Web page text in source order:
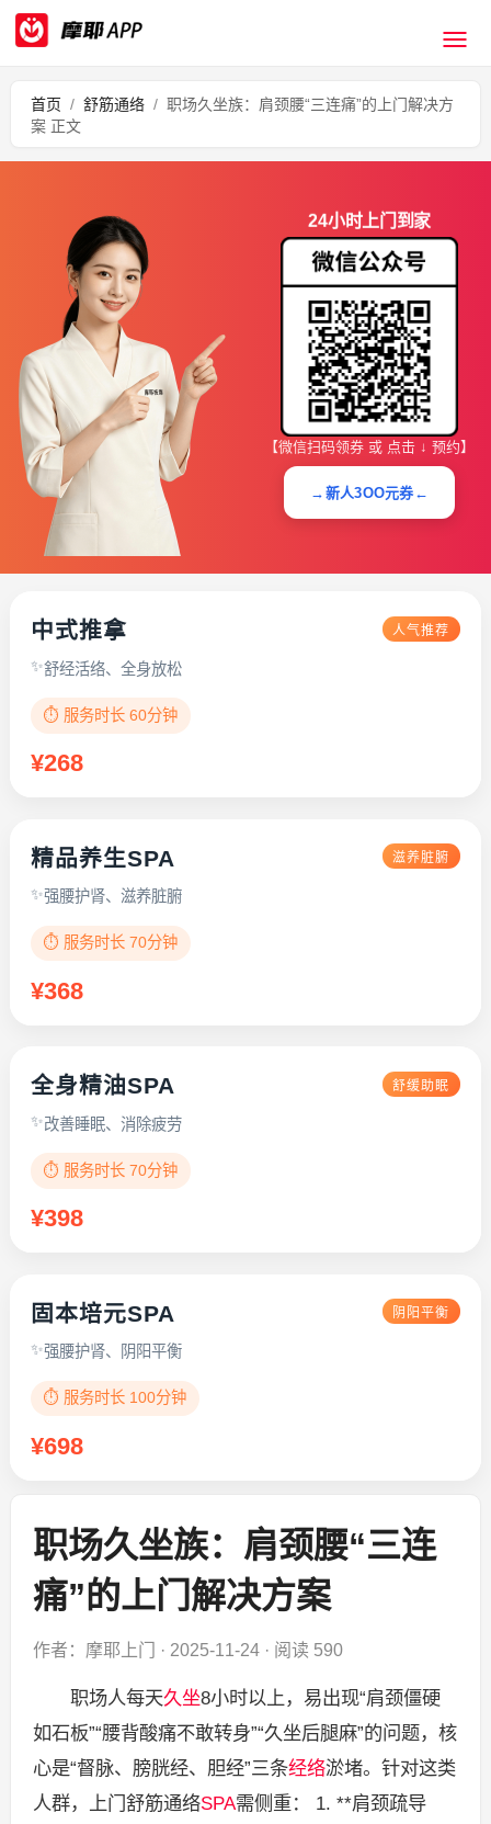
首页 / 舒筋通络 / 职场久坐族：肩颈腰“三连痛”的上门解决方
案 正文
24小时上门到家
【微信扫码领券 或 点击 ↓ 预约】
→新人3OO元券←
中式推拿 人气推荐
舒经活络、全身放松
⏱️ 服务时长 60分钟
¥268
精品养生SPA 滋养脏腑
强腰护肾、滋养脏腑
⏱️ 服务时长 70分钟
¥368
全身精油SPA 舒缓助眠
改善睡眠、消除疲劳
⏱️ 服务时长 70分钟
¥398
固本培元SPA 阴阳平衡
强腰护肾、阴阳平衡
⏱️ 服务时长 100分钟
¥698
职场久坐族：肩颈腰“三连
痛”的上门解决方案
作者：摩耶上门 · 2025-11-24· 阅读 590
职场人每天久坐8小时以上，易出现“肩颈僵硬
如石板”“腰背酸痛不敢转身”“久坐后腿麻”的问题，核
心是“督脉、膀胱经、胆经”三条经络淤堵。针对这类
人群，上门舒筋通络SPA需侧重： 1. **肩颈疏导